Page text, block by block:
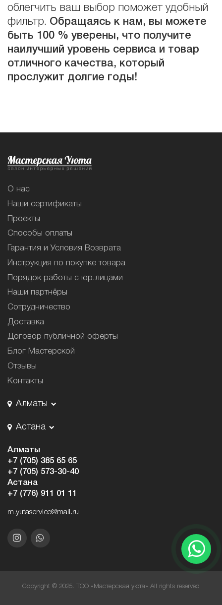
облегчить ваш выбор поможет удобный
фильтр. Обращаясь к нам, вы можете
быть 100 % уверены, что получите
наилучший уровень сервиса и товар
отличного качества, который
прослужит долгие годы!
О нас
Наши сертификаты
Проекты
Способы оплаты
Гарантия и Условия Возврата
Инструкция по покупке товара
Порядок работы с юр.лицами
Наши партнёры
Сотрудничество
Доставка
Договор публичной оферты
Блог Мастерской
Отзывы
Контакты
Алматы
Астана
Алматы
+7 (705) 385 65 65
+7 (705) 573-30-40
Астана
+7 (776) 911 01 11
m.yutaservice@mail.ru
Copyright © 2025. ТОО «Мастерская уюта» All rights reserved